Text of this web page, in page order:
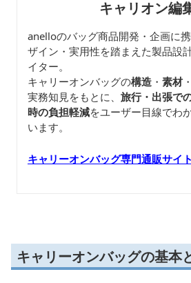
キャリオン編
anelloのバッグ商品開発・企画に
ザイン・実用性を踏まえた製品設
イター。
キャリーオンバッグの構造 ・ 素材・
実務知見をもとに、 旅行・出張で
時の負担軽減をユーザー目線でわ
います。
キャリーオンバッグ専門通販サイ
キャリーオンバッグの基本